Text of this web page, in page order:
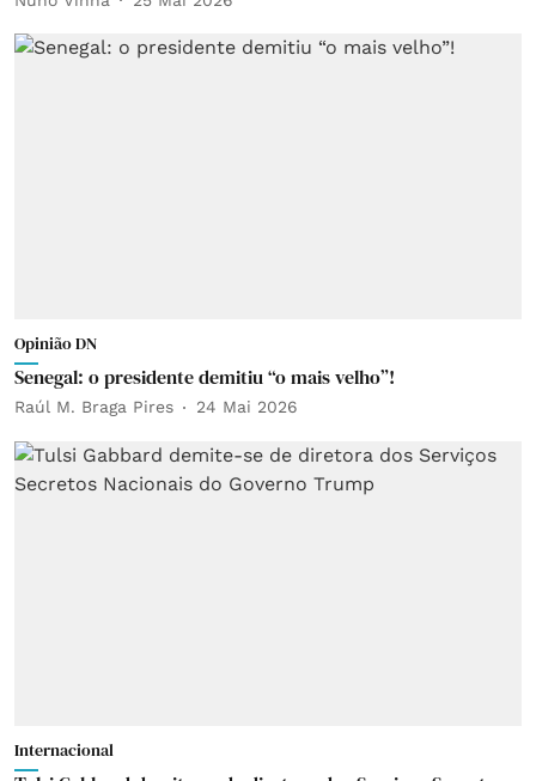
Opinião DN
Senegal: o presidente demitiu “o mais velho”!
Raúl M. Braga Pires 24 Mai 2026
Internacional